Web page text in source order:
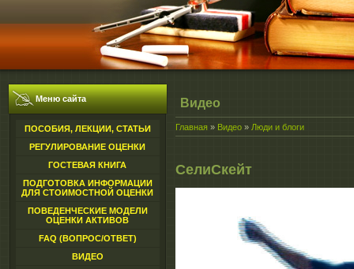
Меню сайта
ПОСОБИЯ, ЛЕКЦИИ, СТАТЬИ
РЕГУЛИРОВАНИЕ ОЦЕНКИ
ГОСТЕВАЯ КНИГА
ПОДГОТОВКА ИНФОРМАЦИИ
ДЛЯ СТОИМОСТНОЙ ОЦЕНКИ
ПОВЕДЕНЧЕСКИЕ МОДЕЛИ
ОЦЕНКИ АКТИВОВ
FAQ (ВОПРОС/ОТВЕТ)
ВИДЕО
Видео
Главная » Видео » Люди и блоги
СелиСкейт